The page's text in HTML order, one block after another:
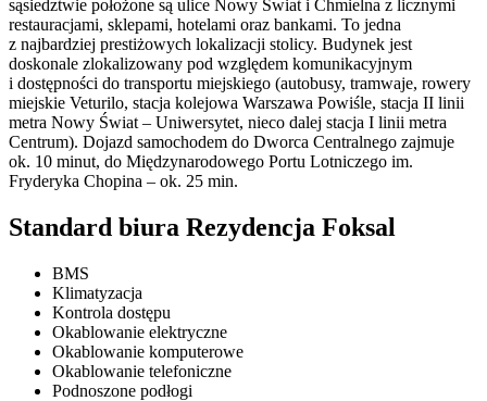
sąsiedztwie położone są ulice Nowy Świat i Chmielna z licznymi
restauracjami, sklepami, hotelami oraz bankami. To jedna
z najbardziej prestiżowych lokalizacji stolicy. Budynek jest
doskonale zlokalizowany pod względem komunikacyjnym
i dostępności do transportu miejskiego (autobusy, tramwaje, rowery
miejskie Veturilo, stacja kolejowa Warszawa Powiśle, stacja II linii
metra Nowy Świat – Uniwersytet, nieco dalej stacja I linii metra
Centrum). Dojazd samochodem do Dworca Centralnego zajmuje
ok. 10 minut, do Międzynarodowego Portu Lotniczego im.
Fryderyka Chopina – ok. 25 min.
Standard biura Rezydencja Foksal
BMS
Klimatyzacja
Kontrola dostępu
Okablowanie elektryczne
Okablowanie komputerowe
Okablowanie telefoniczne
Podnoszone podłogi